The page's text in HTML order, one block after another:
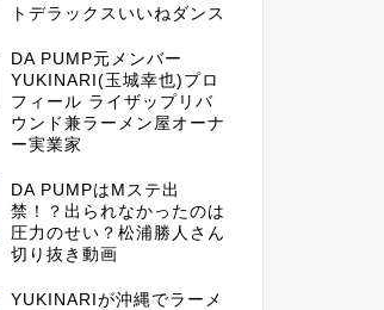
トデラックスいいねダンス
DA PUMP元メンバー
YUKINARI(玉城幸也)プロ
フィール ライザップリバ
ウンド兼ラーメン屋オーナ
ー実業家
DA PUMPはMステ出
禁！？出られなかったのは
圧力のせい？松浦勝人さん
切り抜き動画
YUKINARIが沖縄でラーメ